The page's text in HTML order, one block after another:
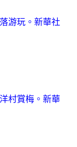
游玩。新華社
村賞梅。新華